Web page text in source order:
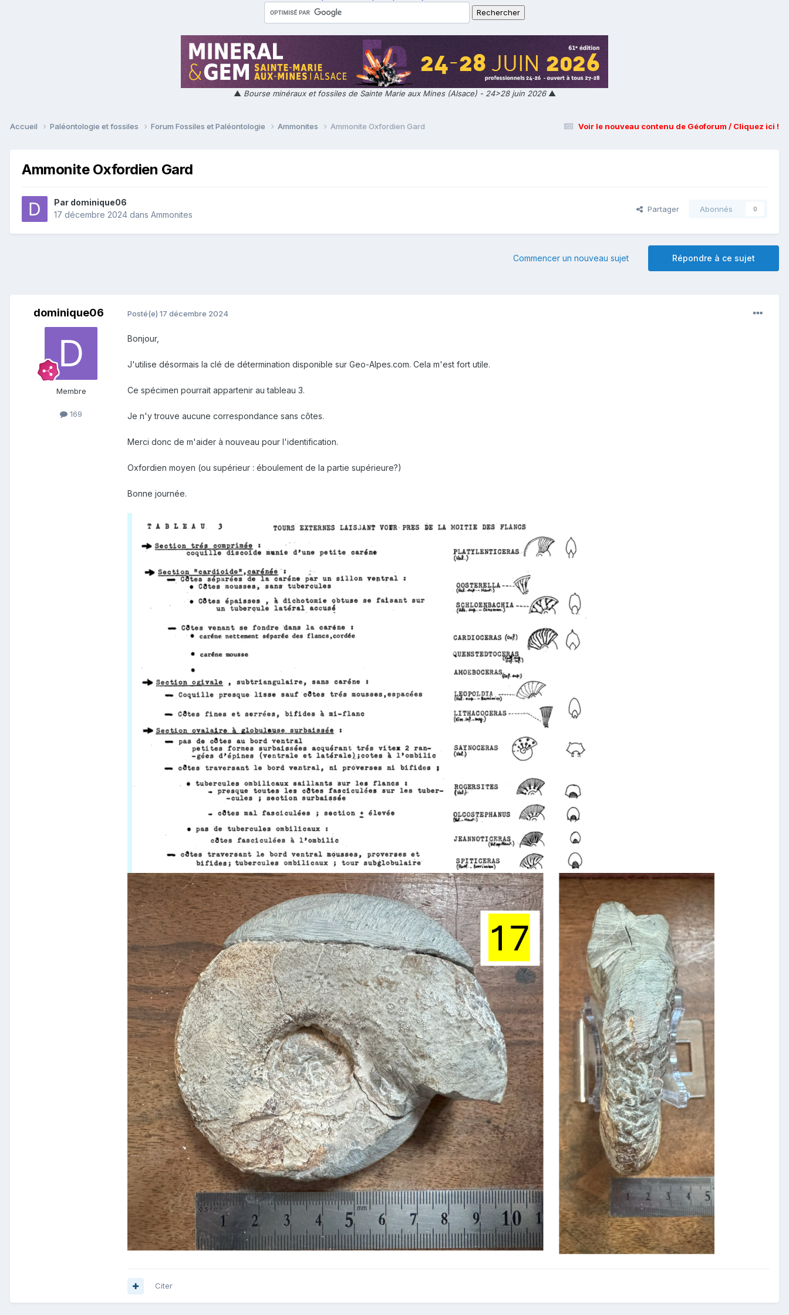
▲ Bourse minéraux et fossiles de Sainte Marie aux Mines (Alsace) - 24>28 juin 2026▲
Voir le nouveau contenu de Géoforum / Cliquez ici !
Accueil Paléontologie et fossiles Forum Fossiles et Paléontologie Ammonites Ammonite Oxfordien Gard
Ammonite Oxfordien Gard
Par dominique06
17 décembre 2024 dans Ammonites
Partager Abonnés 0
Répondre à ce sujet
Commencer un nouveau sujet
dominique06
Membre
169
Posté(e) 17 décembre 2024
Bonjour,
J'utilise désormais la clé de détermination disponible sur Geo-Alpes.com. Cela m'est fort utile.
Ce spécimen pourrait appartenir au tableau 3.
Je n'y trouve aucune correspondance sans côtes.
Merci donc de m'aider à nouveau pour l'identification.
Oxfordien moyen (ou supérieur : éboulement de la partie supérieure?)
Bonne journée.
Citer